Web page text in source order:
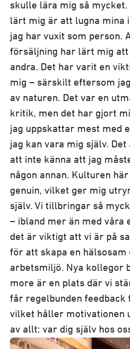
skulle lära mig så
lärt mig är att lugna mina
jag har vuxit som person.
försäljning har lärt mig att
andra. Det har varit en
mig – särskilt eftersom
av naturen. Det var en
kritik, men det har gjort
jag uppskattar mest med
jag kan vara mig själv.
att inte känna att jag
någon annan. Kulturen
genuin, vilket ger mig
själv. Vi tillbringar så
– ibland mer än med våra
det är viktigt att vi är på
för att skapa en hälsosam
arbetsmiljö. Nya kollegor
more är en plats där vi
får regelbunden feedback
vilket håller motivationen
av allt: var dig själv hos